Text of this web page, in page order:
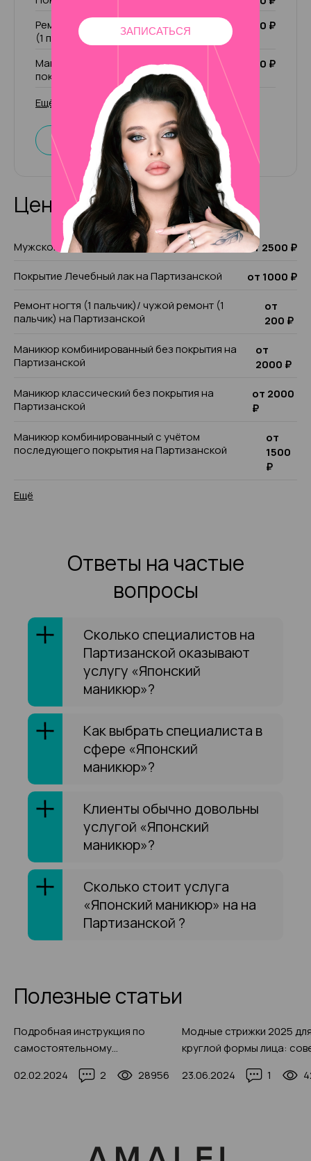
Ремонт ногтя (1 пальчик)/ чужой ремонт
(1 пальчик)
200 ₽
Маникюр комбинированный без
покрытия
2 000 ₽
Ещё 31 услуга
Записаться
Цены на услуги
Мужской маникюр на Партизанской
от 2500 ₽
Покрытие Лечебный лак на Партизанской
от 1000 ₽
Ремонт ногтя (1 пальчик)/ чужой ремонт (1
пальчик) на Партизанской
от
200 ₽
Маникюр комбинированный без покрытия на
Партизанской
от
2000 ₽
Маникюр классический без покрытия на
Партизанской
от 2000
₽
Маникюр комбинированный с учётом
последующего покрытия на Партизанской
от
1500
₽
Ещё
Ответы на частые
вопросы
Сколько специалистов на
Партизанской оказывают
услугу «Японский
маникюр»?
Как выбрать специалиста в
сфере «Японский
маникюр»?
Клиенты обычно довольны
услугой «Японский
маникюр»?
Сколько стоит услуга
«Японский маникюр» на на
Партизанской ?
Полезные статьи
Подробная инструкция по
самостоятельному
2025 с фото-примерами
02.02.2024 2 28956
Модные стрижки 2025
круглой формы лица:
идеями
23.06.2024 1
ЗАПИСАТЬСЯ